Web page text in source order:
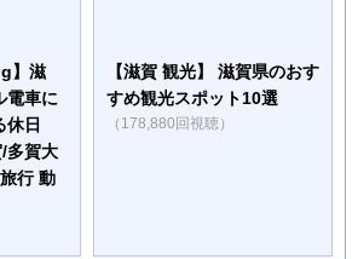
】滋
車に
休日
多賀大
行 動
【滋賀 観光】 滋賀県のおす
すめ観光スポット10選
（178,880回視聴）